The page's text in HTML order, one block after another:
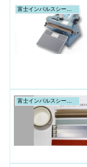
富士インパルスシーラー機